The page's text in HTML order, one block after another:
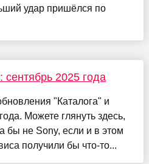
удар пришёлся по
2025 года
"Каталога" и
Можете глянуть здесь,
бы не Sony, если и в этом
получили бы что-то...